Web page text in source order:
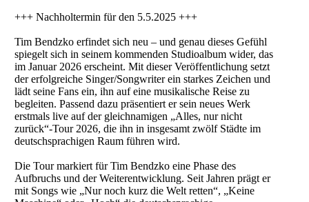
+++ Nachholtermin für den 5.5.2025 +++
Tim Bendzko erfindet sich neu – und genau dieses Gefühl
spiegelt sich in seinem kommenden Studioalbum wider, das
im Januar 2026 erscheint. Mit dieser Veröffentlichung setzt
der erfolgreiche Singer/Songwriter ein starkes Zeichen und
lädt seine Fans ein, ihn auf eine musikalische Reise zu
begleiten. Passend dazu präsentiert er sein neues Werk
erstmals live auf der gleichnamigen „Alles, nur nicht
zurück“-Tour 2026, die ihn in insgesamt zwölf Städte im
deutschsprachigen Raum führen wird.
Die Tour markiert für Tim Bendzko eine Phase des
Aufbruchs und der Weiterentwicklung. Seit Jahren prägt er
mit Songs wie „Nur noch kurz die Welt retten“, „Keine